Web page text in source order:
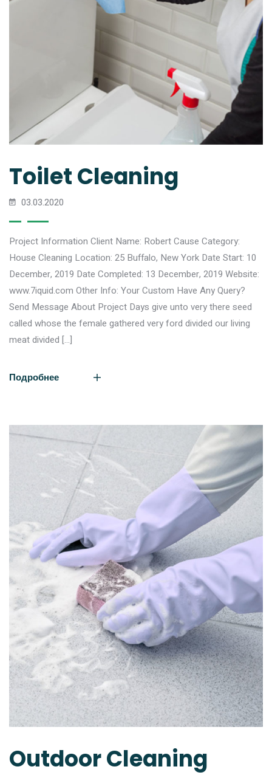
Toilet Cleaning
03.03.2020
Project Information Client Name: Robert Cause Category:
House Cleaning Location: 25 Buffalo, New York Date Start: 10
December, 2019 Date Completed: 13 December, 2019 Website:
www.7iquid.com Other Info: Your Custom Have Any Query?
Send Message About Project Days give unto very there seed
called whose the female gathered very ford divided our living
meat divided […]
Подробнее
Outdoor Cleaning